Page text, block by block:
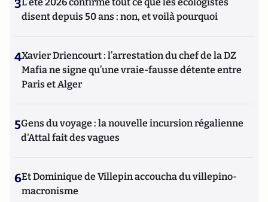
3
disent depuis 50 ans : non, et voilà pourquoi
4Xavier Driencourt : l’arrestation du chef de la DZ
Mafia ne signe qu’une vraie-fausse détente entre
Paris et Alger
5Gens du voyage : la nouvelle incursion régalienne
d'Attal fait des vagues
6Et Dominique de Villepin accoucha du villepino-
macronisme